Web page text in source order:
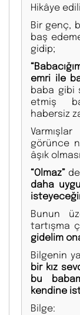
Hikâye
Bir genç,
baş
gidip;
emri ile
baba gibi
etmiş
habersiz
görünce
âşık
“Olmaz”
daha
Bunun
tartışma
gidelim
Bilgenin
bir kız
bu
kendine
Bilge: